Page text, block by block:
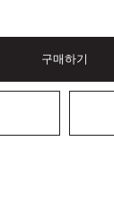
구매하기